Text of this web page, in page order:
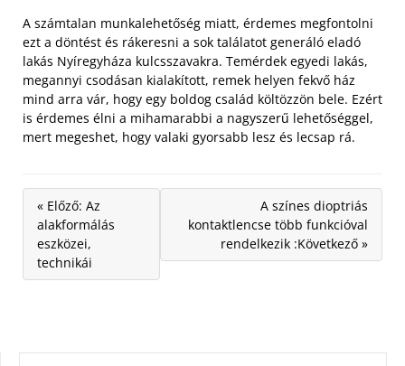
A számtalan munkalehetőség miatt, érdemes megfontolni
ezt a döntést és rákeresni a sok találatot generáló eladó
lakás Nyíregyháza kulcsszavakra. Temérdek egyedi lakás,
megannyi csodásan kialakított, remek helyen fekvő ház
mind arra vár, hogy egy boldog család költözzön bele. Ezért
is érdemes élni a mihamarabbi a nagyszerű lehetőséggel,
mert megeshet, hogy valaki gyorsabb lesz és lecsap rá.
« Előző: Az
alakformálás
eszközei,
technikái
A színes dioptriás
kontaktlencse több funkcióval
rendelkezik :Következő »